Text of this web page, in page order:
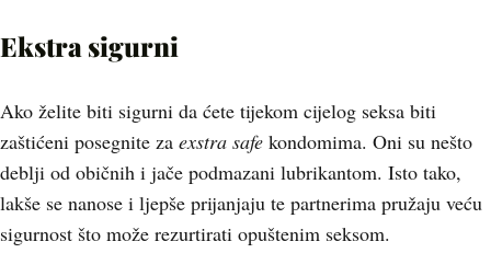
Ekstra sigurni
Ako želite biti sigurni da ćete tijekom cijelog seksa biti
zaštićeni posegnite za exstra safe kondomima. Oni su nešto
deblji od običnih i jače podmazani lubrikantom. Isto tako,
lakše se nanose i ljepše prijanjaju te partnerima pružaju veću
sigurnost što može rezurtirati opuštenim seksom.